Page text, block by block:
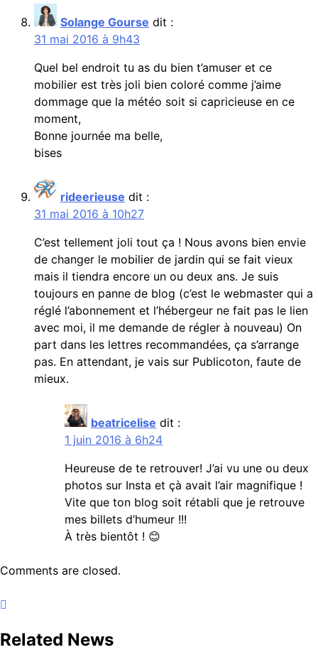
Solange Gourse dit :
31 mai 2016 à 9h43
Quel bel endroit tu as du bien t’amuser et ce
mobilier est très joli bien coloré comme j’aime
dommage que la météo soit si capricieuse en ce
moment,
Bonne journée ma belle,
bises
rideerieuse dit :
31 mai 2016 à 10h27
C’est tellement joli tout ça ! Nous avons bien envie
de changer le mobilier de jardin qui se fait vieux
mais il tiendra encore un ou deux ans. Je suis
toujours en panne de blog (c’est le webmaster qui a
réglé l’abonnement et l’hébergeur ne fait pas le lien
avec moi, il me demande de régler à nouveau) On
part dans les lettres recommandées, ça s’arrange
pas. En attendant, je vais sur Publicoton, faute de
mieux.
beatricelise dit :
1 juin 2016 à 6h24
Heureuse de te retrouver! J’ai vu une ou deux
photos sur Insta et çà avait l’air magnifique !
Vite que ton blog soit rétabli que je retrouve
mes billets d’humeur !!!
À très bientôt ! 😊
Comments are closed.
Related News